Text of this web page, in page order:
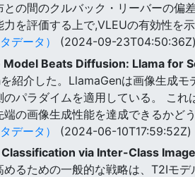
との間のクルバック・リーバーの偏
を評価する上で,VLEUの有効性を示
データ）
(2024-09-23T04:50:36Z)
Beats Diffusion: Llama for
紹介した。LlamaGenは画像生成
パラダイムを適用している。 こ
端の画像生成性能を達成できるかど
データ）
(2024-06-10T17:59:52Z)
Classification via Inter-Class
るための一般的な戦略は、T2Iモ